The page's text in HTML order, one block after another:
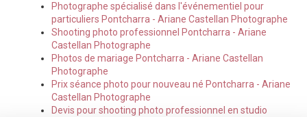
Photographe spécialisé dans l'événementiel pour
particuliers Pontcharra - Ariane Castellan Photographe
Shooting photo professionnel Pontcharra - Ariane
Castellan Photographe
Photos de mariage Pontcharra - Ariane Castellan
Photographe
Prix séance photo pour nouveau né Pontcharra - Ariane
Castellan Photographe
Devis pour shooting photo professionnel en studio